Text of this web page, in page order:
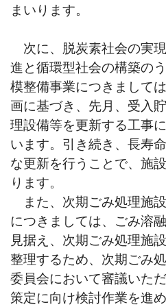
まいります。
次に、脱炭素社会の実
進と循環型社会の構築のう
模整備事業につきまして
画に基づき、先月、受入
理設備等を更新する工事
います。引き続き、長寿
な更新を行うことで、施
ります。
また、次期ごみ処理施
につきましては、ごみ溶
見据え、次期ごみ処理施
整理するため、次期ごみ
委員会において審議いた
策定に向け検討作業を進